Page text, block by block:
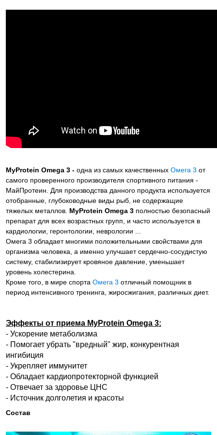
MyProtein Omega 3 - одна из самых качественных Омега 3 от
самого проверенного производителя спортивного питания -
МайПротеин. Для производства данного продукта используется
отобранные, глубоководные виды рыб, не содержащие
тяжелых металлов. MyProtein Omega 3 полностью безопасный
препарат для всех возрастных групп, и часто используется в
кардиологии, геронтологии, неврологии ...
Омега 3 обладает многими положительными свойствами для
организма человека, а именно улучшает сердечно-сосудистую
систему, стабилизирует кровяное давление, уменьшает
уровень холестерина.
Кроме того, в мире спорта Омега 3 отличный помощник в
период интенсивного тренинга, жиросжигания, различных диет.
Эффекты от приема MyProtein Omega 3:
- Ускорение метаболизма
- Помогает убрать "вредный" жир, конкурентная
ингибиция
- Укрепляет иммунитет
- Обладает кардиопротекторной функцией
- Отвечает за здоровье ЦНС
- Источник долголетия и красоты
Состав